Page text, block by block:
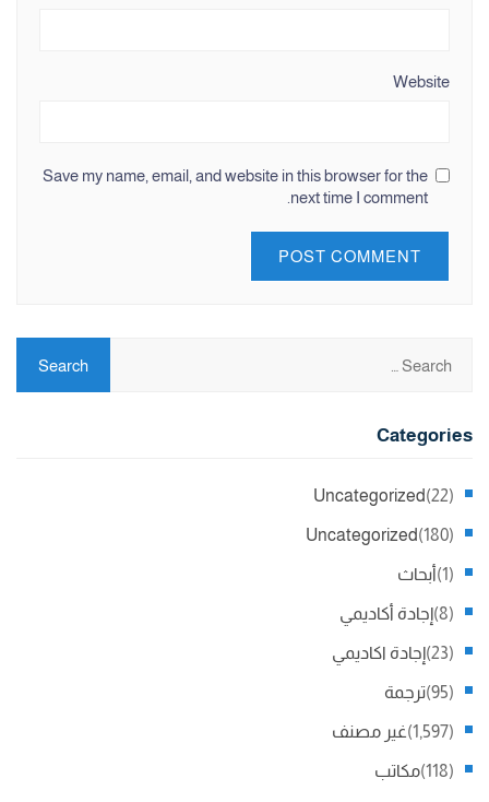
Website
Save my name, email, and website in this browser for the
next time I comment.
Categories
Uncategorized (22)
Uncategorized (180)
أبحاث (1)
إجادة أكاديمي (8)
إجادة اكاديمي (23)
ترجمة (95)
غير مصنف (1,597)
مكاتب (118)